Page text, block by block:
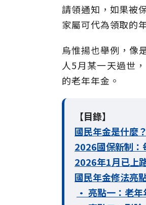
請領通知，如果被
家屬可代為領取的
烏惟揚也舉例，像
人5月某一天過世
的老年年金。
【目錄】
國民年金是什麼
2026國保新制：
2026年1月已上
國民年金修法亮
• 亮點一：老